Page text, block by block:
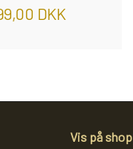
DKK
Vis på shop